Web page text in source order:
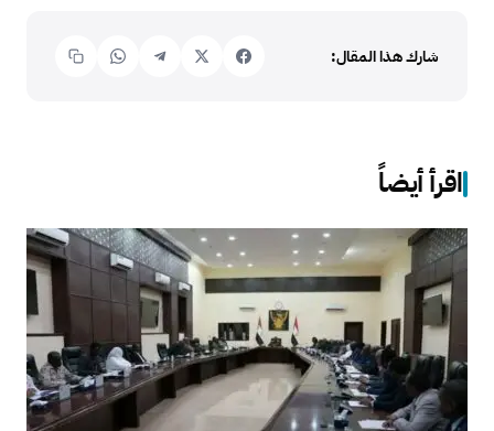
شارك هذا المقال:
اقرأ أيضاً